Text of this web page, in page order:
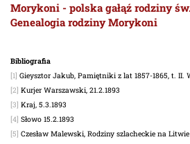
Morykoni - polska gałąź rodziny
Genealogia rodziny Morykoni
Bibliografia
[1] Gieysztor Jakub, Pamiętniki z lat 1857-1865, t. II.
[2] Kurjer Warszawski, 21.2.1893
[3] Kraj, 5.3.1893
[4] Słowo 15.2.1893
[5] Czesław Malewski, Rodziny szlacheckie na